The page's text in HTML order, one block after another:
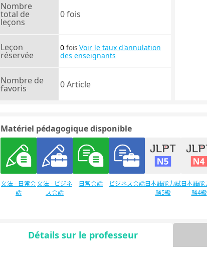
Nombre
total de
leçons
0 fois
Leçon
réservée
0 fois Voir le taux d'annulation
des enseignants
Nombre de
favoris 0 Article
Matériel pédagogique disponible
文法 - 日常会
話
文法 - ビジネ
ス会話
日常会話 ビジネス会話日本語能力試
験5級
日本語能
験4級
Détails sur le professeur